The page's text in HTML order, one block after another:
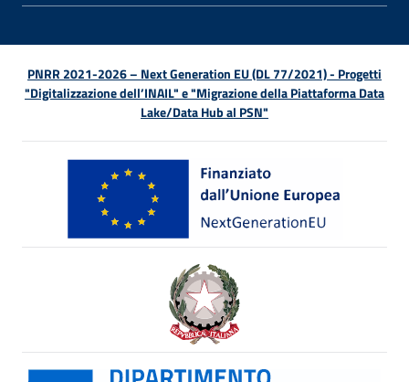
PNRR 2021-2026 – Next Generation EU (DL 77/2021) - Progetti
"Digitalizzazione dell’INAIL" e "Migrazione della Piattaforma Data
Lake/Data Hub al PSN"